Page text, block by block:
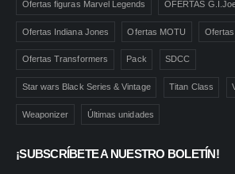
Ofertas figuras Marvel Legends OFERTAS
Ofertas Indiana Jones Ofertas MOTU
Ofertas Transformers Pack SDCC
Star wars Black Series & Vintage Titan Class
Weaponizer Últimas unidades
¡SUBSCRÍBETE A NUESTRO BOLETÍN!